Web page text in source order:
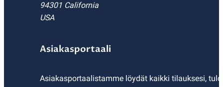
94301 California
USA
Asiakasportaali
Asiakasportaalistamme löydät kaikki tilauksesi,